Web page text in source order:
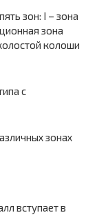
зон: I – зона
зона
колоши
зонах
вступает в